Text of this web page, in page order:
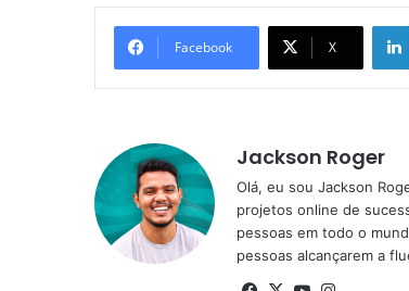
Facebook X
Jackson Roger
Olá, eu sou Jackson
projetos online de
pessoas em todo o
pessoas alcançarem a